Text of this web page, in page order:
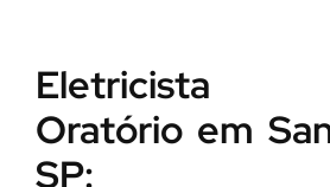
Eletricista
Oratório em
SP: